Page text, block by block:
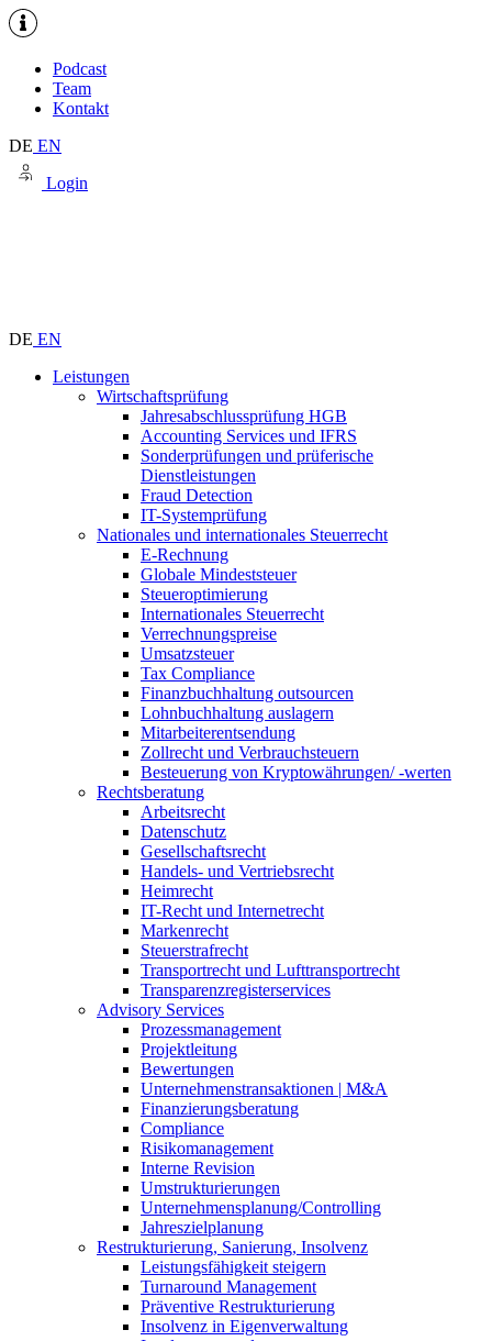
Podcast
Team
Kontakt
DE EN
Login
DE EN
Leistungen
Wirtschaftsprüfung
Jahresabschlussprüfung HGB
Accounting Services und IFRS
Sonderprüfungen und prüferische
Dienstleistungen
Fraud Detection
IT-Systemprüfung
Nationales und internationales Steuerrecht
E-Rechnung
Globale Mindeststeuer
Steueroptimierung
Internationales Steuerrecht
Verrechnungspreise
Umsatzsteuer
Tax Compliance
Finanzbuchhaltung outsourcen
Lohnbuchhaltung auslagern
Mitarbeiterentsendung
Zollrecht und Verbrauchsteuern
Besteuerung von Kryptowährungen/ -werten
Rechtsberatung
Arbeitsrecht
Datenschutz
Gesellschaftsrecht
Handels- und Vertriebsrecht
Heimrecht
IT-Recht und Internetrecht
Markenrecht
Steuerstrafrecht
Transportrecht und Lufttransportrecht
Transparenzregisterservices
Advisory Services
Prozessmanagement
Projektleitung
Bewertungen
Unternehmenstransaktionen | M&A
Finanzierungsberatung
Compliance
Risikomanagement
Interne Revision
Umstrukturierungen
Unternehmensplanung/Controlling
Jahreszielplanung
Restrukturierung, Sanierung, Insolvenz
Leistungsfähigkeit steigern
Turnaround Management
Präventive Restrukturierung
Insolvenz in Eigenverwaltung